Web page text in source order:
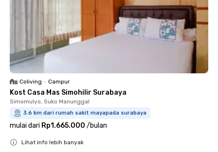
Coliving • Campur
Kost Casa Mas Simohilir Surabaya
Simomulyo, Suko Manunggal
3.6 km dari rumah sakit mayapada surabaya
mulai dari Rp1.665.000 /bulan
Lihat info lebih banyak